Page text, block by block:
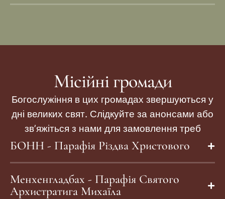
Місійні громади
Богослужіння в цих громадах звершуються у
дні великих свят. Слідкуйте за анонсами або
зв’яжіться з нами для замовлення треб
БОНН - Парафія Різдва Христового
Менхенгладбах - Парафія Святого
Архистратига Михаїла